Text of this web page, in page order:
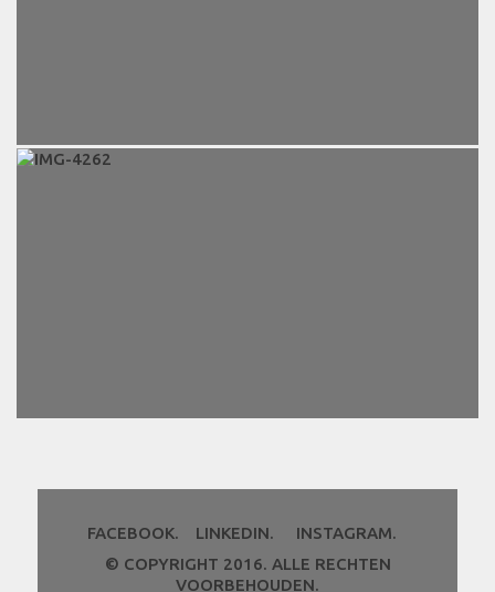
FACEBOOK. LINKEDIN.
INSTAGRAM.
© COPYRIGHT 2016. ALLE RECHTEN
VOORBEHOUDEN.